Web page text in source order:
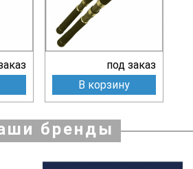
под заказ
В корзину
бренды